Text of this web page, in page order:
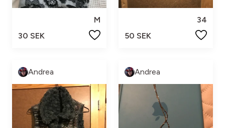
M
30 SEK
34
50 SEK
Andrea Andrea